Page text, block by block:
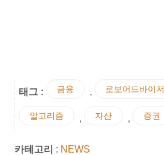
태그 : 금융 , 로보어드바이저
알고리즘 , 자산 , 증권
카테고리 : NEWS